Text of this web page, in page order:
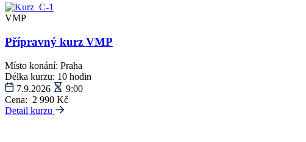
VMP
Přípravný kurz VMP
Místo konání: Praha
Délka kurzu: 10 hodin
7.9.2026
9:00
Cena: 2 990 Kč
Detail kurzu